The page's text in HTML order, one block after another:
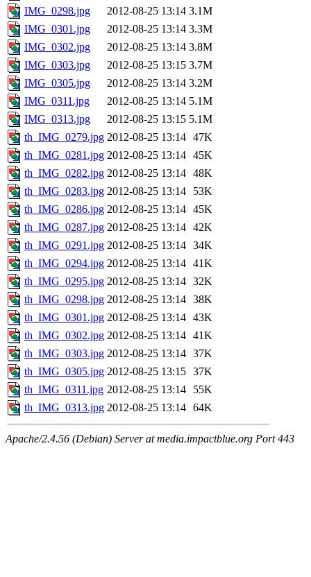
IMG_0298.jpg
2012-08-25 13:14 3.1M
IMG_0301.jpg
2012-08-25 13:14 3.3M
IMG_0302.jpg
2012-08-25 13:14 3.8M
IMG_0303.jpg
2012-08-25 13:15 3.7M
IMG_0305.jpg
2012-08-25 13:14 3.2M
IMG_0311.jpg
2012-08-25 13:14 5.1M
IMG_0313.jpg
2012-08-25 13:15 5.1M
th_IMG_0279.jpg 2012-08-25 13:14 47K
th_IMG_0281.jpg 2012-08-25 13:14 45K
th_IMG_0282.jpg 2012-08-25 13:14 48K
th_IMG_0283.jpg 2012-08-25 13:14
53K
th_IMG_0286.jpg 2012-08-25 13:14 45K
th_IMG_0287.jpg 2012-08-25 13:14 42K
th_IMG_0291.jpg 2012-08-25 13:14 34K
th_IMG_0294.jpg 2012-08-25 13:14 41K
th_IMG_0295.jpg 2012-08-25 13:14 32K
th_IMG_0298.jpg 2012-08-25 13:14 38K
th_IMG_0301.jpg 2012-08-25 13:14 43K
th_IMG_0302.jpg 2012-08-25 13:14 41K
th_IMG_0303.jpg 2012-08-25 13:14 37K
th_IMG_0305.jpg 2012-08-25 13:15 37K
th_IMG_0311.jpg 2012-08-25 13:14
55K
th_IMG_0313.jpg 2012-08-25 13:14 64K
Apache/2.4.56 (Debian) Server at media.impactblue.org Port 443